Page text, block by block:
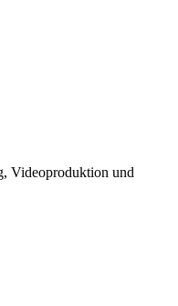
Videoproduktion und